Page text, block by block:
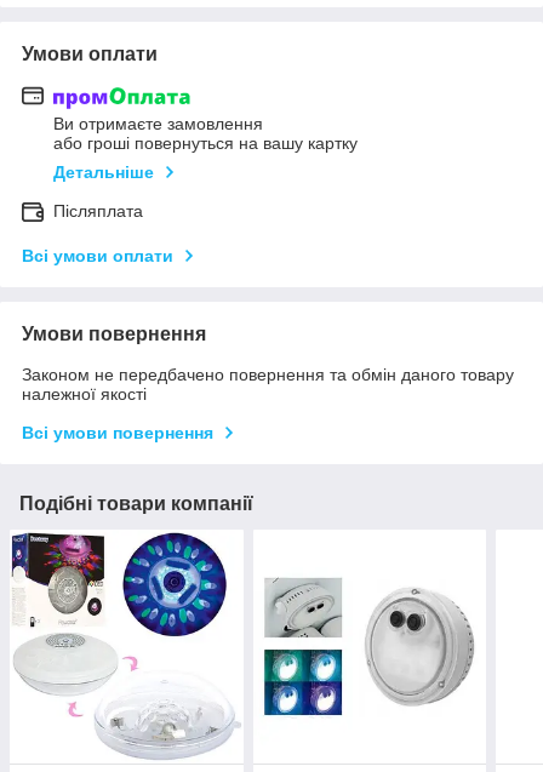
Умови оплати
Ви отримаєте замовлення
або гроші повернуться на вашу картку
Детальніше
Післяплата
Всі умови оплати
Умови повернення
Законом не передбачено повернення та обмін даного товару
належної якості
Всі умови повернення
Подібні товари компанії